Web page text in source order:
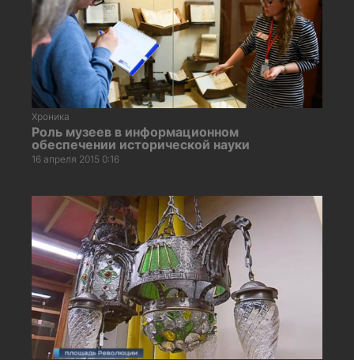
Хроника
Роль музеев в информационном
обеспечении исторической науки
16 апреля 2015 0:16